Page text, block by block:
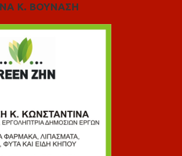
Κ. ΒΟΥΝΑΣΗ